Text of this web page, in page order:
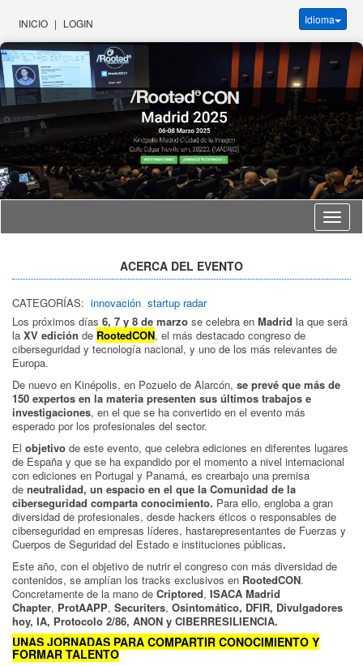
INICIO | LOGIN Idioma
Idioma
ACERCA DEL EVENTO
CATEGORÍAS: innovación startup radar
Los próximos días 6, 7 y 8 de marzo se celebra en Madrid la que será
la XV edición de RootedCON, el más destacado congreso de
ciberseguridad y tecnología nacional, y uno de los más relevantes de
Europa.
De nuevo en Kinépolis, en Pozuelo de Alarcón, se prevé que más de
150 expertos en la materia presenten sus últimos trabajos e
investigaciones, en el que se ha convertido en el evento más
esperado por los profesionales del sector.
El objetivo de este evento, que celebra ediciones en diferentes lugares
de España y que se ha expandido por el momento a nivel internacional
con ediciones en Portugal y Panamá, es crearbajo una premisa
de neutralidad, un espacio en el que la Comunidad de la
ciberseguridad comparta conocimiento. Para ello, engloba a gran
diversidad de profesionales, desde hackers éticos o responsables de
ciberseguridad en empresas líderes, hastarepresentantes de Fuerzas y
Cuerpos de Seguridad del Estado e instituciones públicas.
Este año, con el objetivo de nutrir el congreso con más diversidad de
contenidos, se amplían los tracks exclusivos en RootedCON.
Concretamente de la mano de Criptored, ISACA Madrid
Chapter, ProtAAPP, Securiters, Osintomático, DFIR, Divulgadores
hoy, IA, Protocolo 2/86, ANON y CIBERRESILIENCIA.
UNAS JORNADAS PARA COMPARTIR CONOCIMIENTO Y
FORMAR TALENTO